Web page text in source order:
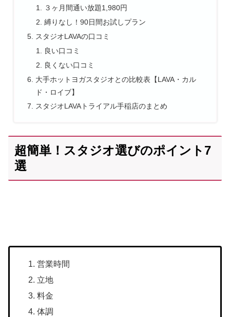
３ヶ月間通い放題1,980円
縛りなし！90日間お試しプラン
スタジオLAVAの口コミ
良い口コミ
良くない口コミ
大手ホットヨガスタジオとの比較表【LAVA・カル
ド・ロイブ】
スタジオLAVAトライアル手稲店のまとめ
超簡単！スタジオ選びのポイント7
選
営業時間
立地
料金
体調